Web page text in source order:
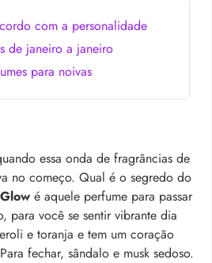
com a personalidade
de janeiro a janeiro
para noivas
essa onda de fragrâncias de
no começo. Qual é o segredo do
Glow é aquele perfume para passar
para você se sentir vibrante dia
e toranja e tem um coração
fechar, sândalo e musk sedoso.